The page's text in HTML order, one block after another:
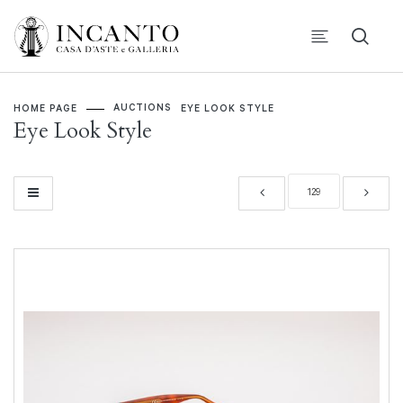
HOME PAGE AUCTIONS EYE LOOK STYLE
Eye Look Style